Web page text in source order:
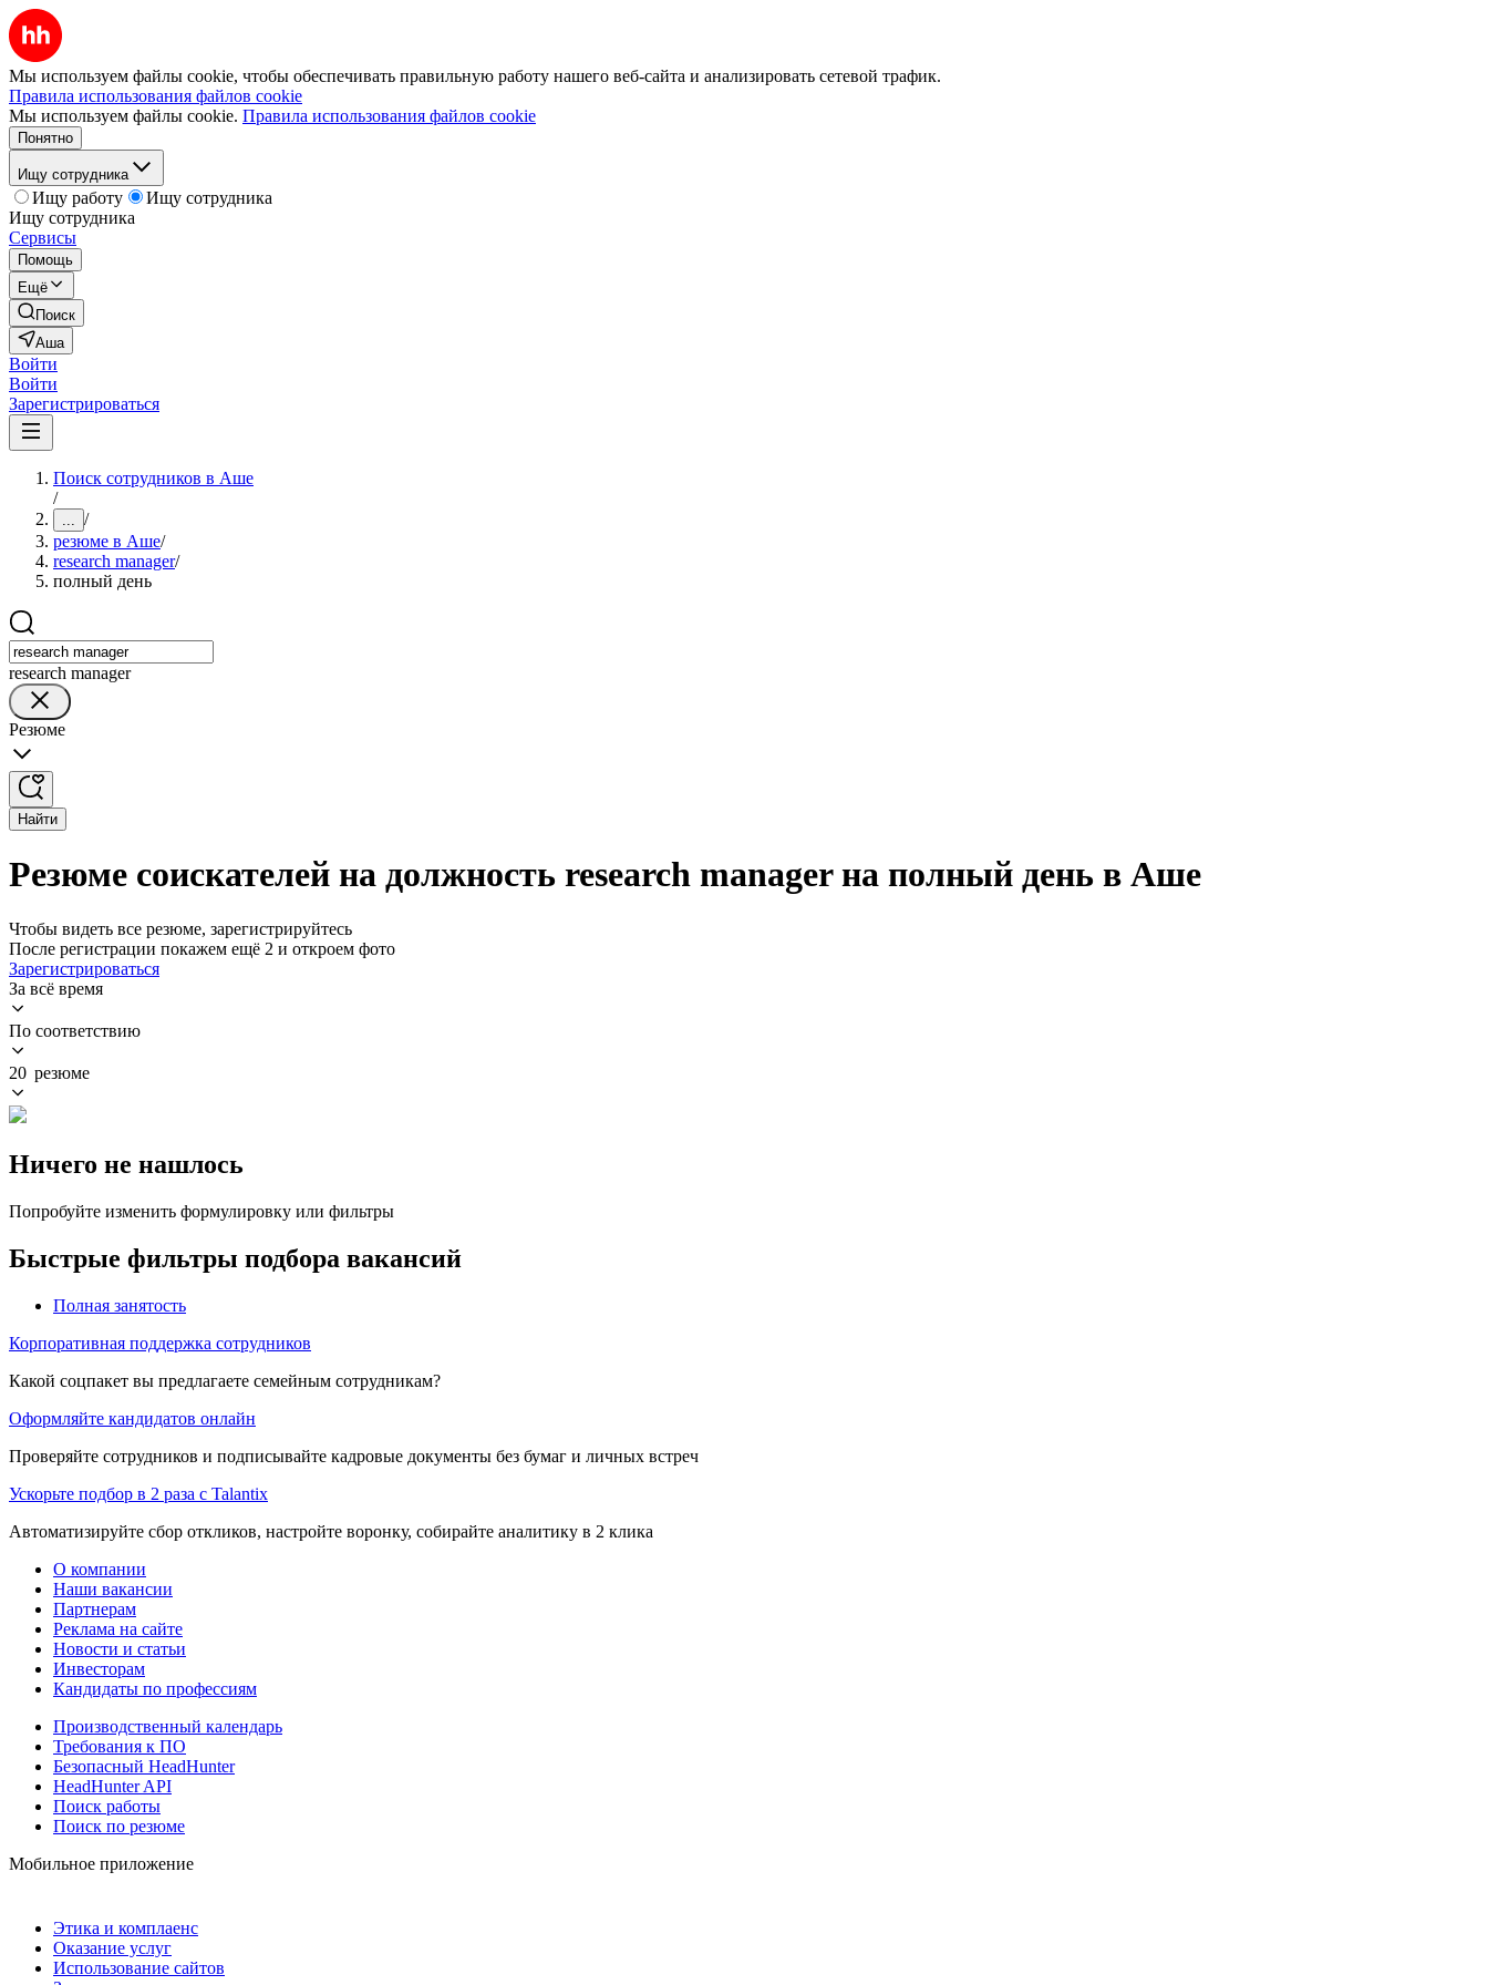
Мы используем файлы cookie, чтобы обеспечивать правильную работу нашего веб-сайта и анализировать сетевой трафик.
Правила использования файлов cookie
Мы используем файлы cookie. Правила использования файлов cookie
Понятно
Ищу сотрудника
Ищу работу
Ищу сотрудника
Ищу сотрудника
Сервисы
Помощь
Ещё
Поиск
Аша
Войти
Войти
Зарегистрироваться
Поиск сотрудников в Аше
/
... /
резюме в Аше/
research manager/
полный день
research manager
Резюме
Найти
Резюме соискателей на должность research manager на полный день в Аше
Чтобы видеть все резюме, зарегистрируйтесь
После регистрации покажем ещё 2 и откроем фото
Зарегистрироваться
За всё время
По соответствию
20 резюме
Ничего не нашлось
Попробуйте изменить формулировку или фильтры
Быстрые фильтры подбора вакансий
Полная занятость
Корпоративная поддержка сотрудников
Какой соцпакет вы предлагаете семейным сотрудникам?
Оформляйте кандидатов онлайн
Проверяйте сотрудников и подписывайте кадровые документы без бумаг и личных встреч
Ускорьте подбор в 2 раза с Talantix
Автоматизируйте сбор откликов, настройте воронку, собирайте аналитику в 2 клика
О компании
Наши вакансии
Партнерам
Реклама на сайте
Новости и статьи
Инвесторам
Кандидаты по профессиям
Производственный календарь
Требования к ПО
Безопасный HeadHunter
HeadHunter API
Поиск работы
Поиск по резюме
Мобильное приложение
Этика и комплаенс
Оказание услуг
Использование сайтов